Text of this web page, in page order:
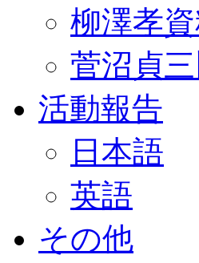
柳澤孝
菅沼貞
活動報告
日本語
英語
その他